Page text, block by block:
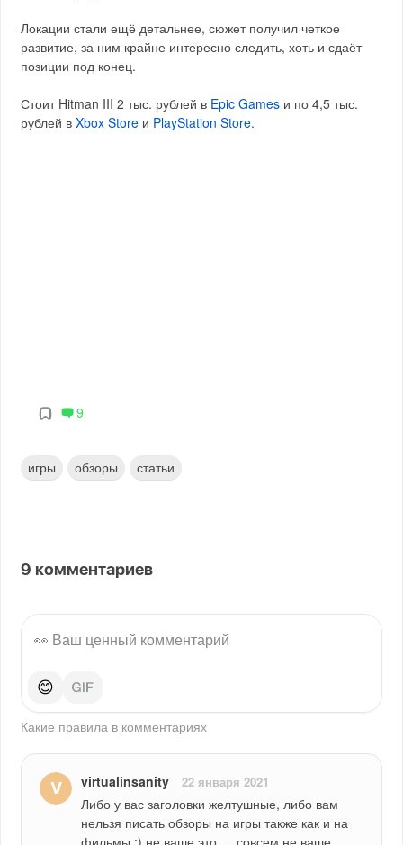
Локации стали ещё детальнее, сюжет получил четкое
развитие, за ним крайне интересно следить, хоть и сдаёт
позиции под конец.
Стоит Hitman III 2 тыс. рублей в Epic Games и по 4,5 тыс.
рублей вXbox Store и PlayStation Store.
9
игры обзоры статьи
9 комментариев
😊
Какие правила в комментариях
virtualinsanity 22 января 2021
Либо у вас заголовки желтушные, либо вам
нельзя писать обзоры на игры также как и на